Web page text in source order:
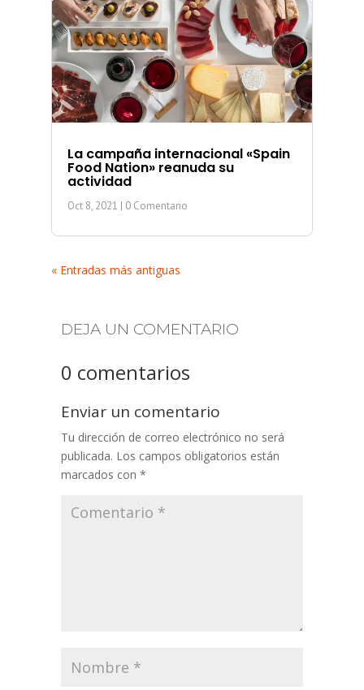
La campaña internacional «Spain
Food Nation» reanuda su
actividad
Oct 8, 2021 | 0 Comentario
« Entradas más antiguas
DEJA UN COMENTARIO
0 comentarios
Enviar un comentario
Tu dirección de correo electrónico no será
publicada. Los campos obligatorios están
marcados con *